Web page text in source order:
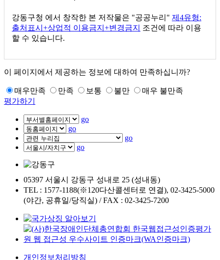
강동구청 에서 창작한 본 저작물은 "공공누리" 제4유형:
출처표시+상업적 이용금지+변경금지
조건에 따라 이용
할 수 있습니다.
이 페이지에서 제공하는 정보에 대하여 만족하십니까?
매우만족 만족 보통 불만
매우 불만족
평가하기
go
go
go
go
05397 서울시 강동구 성내로 25 (성내동)
TEL : 1577-1188(※120다산콜센터로 연결), 02-3425-5000
(야간, 공휴일/당직실) / FAX : 02-3425-7200
개인정보처리방침